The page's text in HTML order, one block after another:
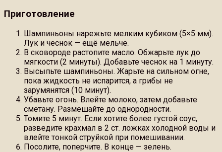
Приготовление
Шампиньоны нарежьте мелким кубиком (5×5 мм).
Лук и чеснок — ещё мельче.
В сковороде растопите масло. Обжарьте лук до
мягкости (2 минуты). Добавьте чеснок на 1 минуту.
Высыпьте шампиньоны. Жарьте на сильном огне,
пока жидкость не испарится, а грибы не
зарумянятся (10 минут).
Убавьте огонь. Влейте молоко, затем добавьте
сметану. Размешайте до однородности.
Томите 5 минут. Если хотите более густой соус,
разведите крахмал в 2 ст. ложках холодной воды и
влейте тонкой струйкой при помешивании.
Посолите, поперчите. В конце — зелень.